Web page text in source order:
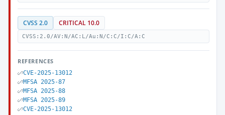
CVSS 2.0 CRITICAL 10.0
CVSS:2.0/AV:N/AC:L/Au:N/C:C/I:C/A:C
REFERENCES
CVE-2025-13012
MFSA 2025-87
MFSA 2025-88
MFSA 2025-89
CVE-2025-13012